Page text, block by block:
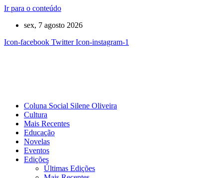
Ir para o conteúdo
sex, 7 agosto 2026
Icon-facebook Twitter Icon-instagram-1
Coluna Social Silene Oliveira
Cultura
Mais Recentes
Educação
Novelas
Eventos
Edições
Últimas Edições